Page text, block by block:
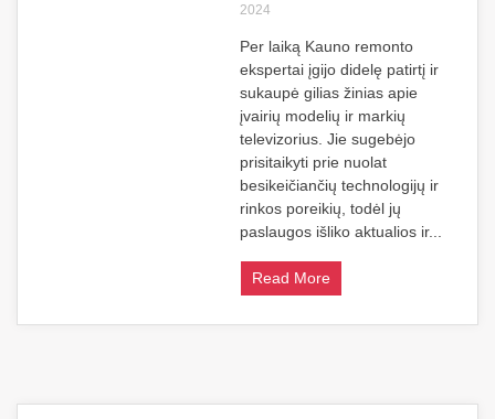
2024
Per laiką Kauno remonto
ekspertai įgijo didelę patirtį ir
sukaupė gilias žinias apie
įvairių modelių ir markių
televizorius. Jie sugebėjo
prisitaikyti prie nuolat
besikeičiančių technologijų ir
rinkos poreikių, todėl jų
paslaugos išliko aktualios ir...
Read More